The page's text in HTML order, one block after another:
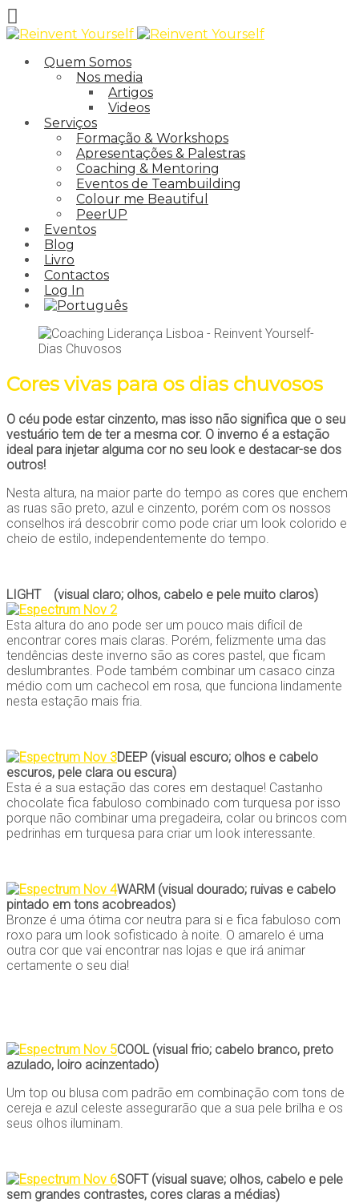
Quem Somos
Nos media
Artigos
Videos
Serviços
Formação & Workshops
Apresentações & Palestras
Coaching & Mentoring
Eventos de Teambuilding
Colour me Beautiful
PeerUP
Eventos
Blog
Livro
Contactos
Log In
Cores vivas para os dias chuvosos
O céu pode estar cinzento, mas isso não significa que o seu
vestuário tem de ter a mesma cor. O inverno é a estação
ideal para injetar alguma cor no seu look e destacar-se dos
outros!
Nesta altura, na maior parte do tempo as cores que enchem
as ruas são preto, azul e cinzento, porém com os nossos
conselhos irá descobrir como pode criar um look colorido e
cheio de estilo, independentemente do tempo.
LIGHT (visual claro; olhos, cabelo e pele muito claros)
Esta altura do ano pode ser um pouco mais difícil de
encontrar cores mais claras. Porém, felizmente uma das
tendências deste inverno são as cores pastel, que ficam
deslumbrantes. Pode também combinar um casaco cinza
médio com um cachecol em rosa, que funciona lindamente
nesta estação mais fria.
DEEP (visual escuro; olhos e cabelo
escuros, pele clara ou escura)
Esta é a sua estação das cores em destaque! Castanho
chocolate fica fabuloso combinado com turquesa por isso
porque não combinar uma pregadeira, colar ou brincos com
pedrinhas em turquesa para criar um look interessante.
WARM (visual dourado; ruivas e cabelo
pintado em tons acobreados)
Bronze é uma ótima cor neutra para si e fica fabuloso com
roxo para um look sofisticado à noite. O amarelo é uma
outra cor que vai encontrar nas lojas e que irá animar
certamente o seu dia!
COOL (visual frio; cabelo branco, preto
azulado, loiro acinzentado)
Um top ou blusa com padrão em combinação com tons de
cereja e azul celeste assegurarão que a sua pele brilha e os
seus olhos iluminam.
SOFT (visual suave; olhos, cabelo e pele
sem grandes contrastes, cores claras a médias)